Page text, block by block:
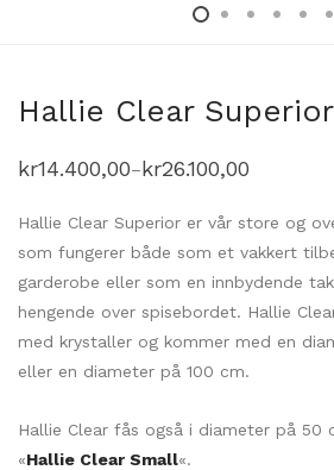
Hallie Clear Superior
kr14.400,00–kr26.100,00
Prisområde:
kr26.100,00
Hallie Clear Superior er vår store og
som fungerer både som et vakkert
garderobe eller som en innbydende
hengende over spisebordet. Hallie
med krystaller og kommer med en
eller en diameter på 100 cm.
Hallie Clear fås også i diameter på 50
«Hallie Clear Small«.